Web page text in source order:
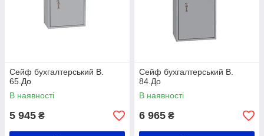
Сейф бухгалтерський B.
65.До
В наявності
5 945 ₴
Сейф бухгалтерський B.
84.До
В наявності
6 965 ₴